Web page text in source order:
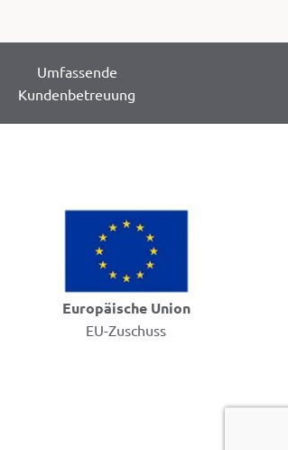
Umfassende
Kundenbetreuung
Europäische Union
EU-Zuschuss